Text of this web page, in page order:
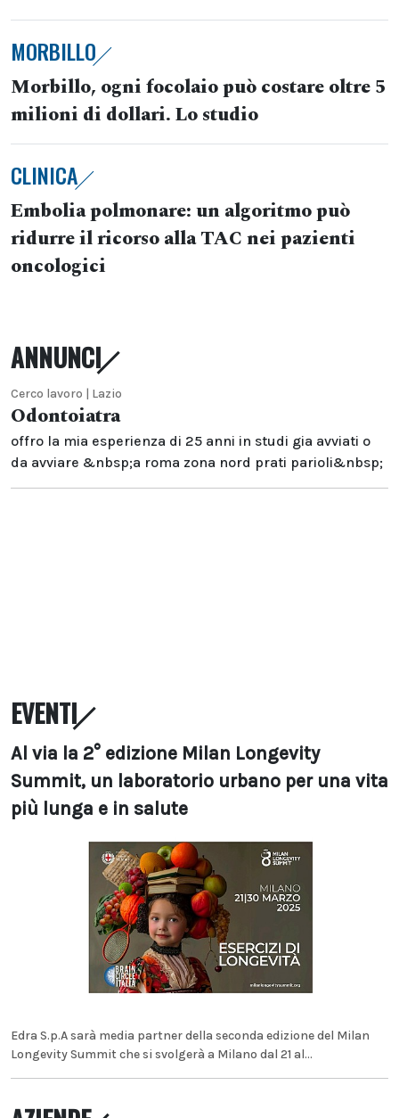
MORBILLO
Morbillo, ogni focolaio può costare oltre 5
milioni di dollari. Lo studio
CLINICA
Embolia polmonare: un algoritmo può
ridurre il ricorso alla TAC nei pazienti
oncologici
ANNUNCI
Cerco lavoro | Lazio
Odontoiatra
offro la mia esperienza di 25 anni in studi gia avviati o
da avviare &nbsp;a roma zona nord prati parioli&nbsp;
EVENTI
Al via la 2° edizione Milan Longevity
Summit, un laboratorio urbano per una vita
più lunga e in salute
Edra S.p.A sarà media partner della seconda edizione del Milan
Longevity Summit che si svolgerà a Milano dal 21 al...